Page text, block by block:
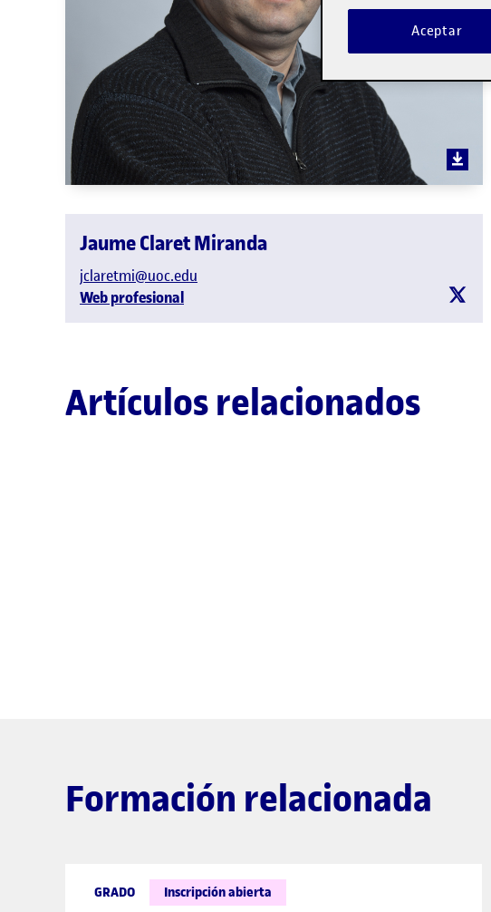
Jaume Claret Miranda
jclaretmi@uoc.edu
Web profesional
Artículos relacionados
Formación relacionada
GRADO Inscripción abierta
Aceptar